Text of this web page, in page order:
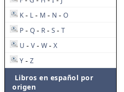
K - L - M - N - O
P - Q - R - S - T
U - V - W - X
Y - Z
Libros en español por
origen